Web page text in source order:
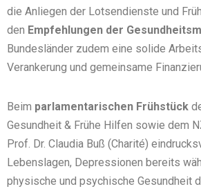
die Anliegen der Lotsendienste und
den Empfehlungen der
Bundesländer zudem eine solide
Verankerung und gemeinsame
Beim parlamentarischen Frühstück
Gesundheit & Frühe Hilfen sowie dem
Prof. Dr. Claudia Buß (Charité)
Lebenslagen, Depressionen bereits
physische und psychische Gesundheit